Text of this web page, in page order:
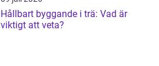
Hållbart byggande i trä: Vad är
viktigt att veta?